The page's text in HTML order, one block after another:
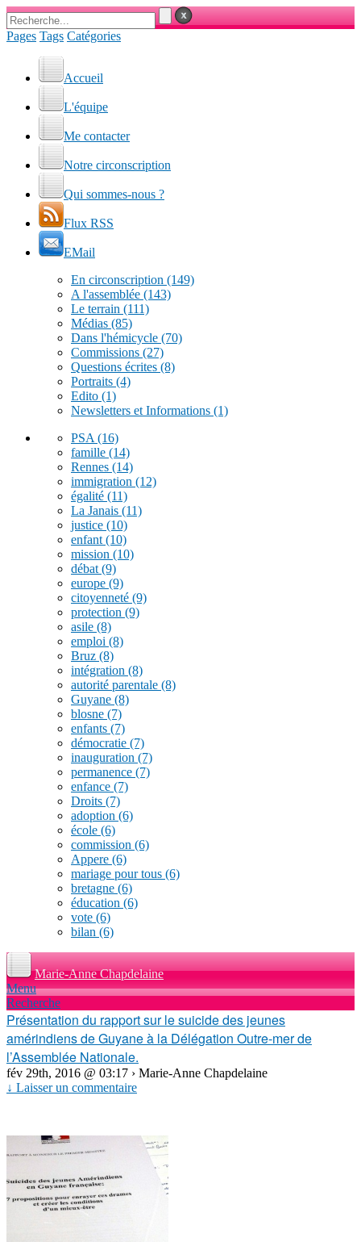
Pages Tags Catégories
Accueil
L'équipe
Me contacter
Notre circonscription
Qui sommes-nous ?
Flux RSS
EMail
En circonscription (149)
A l'assemblée (143)
Le terrain (111)
Médias (85)
Dans l'hémicycle (70)
Commissions (27)
Questions écrites (8)
Portraits (4)
Edito (1)
Newsletters et Informations (1)
PSA (16)
famille (14)
Rennes (14)
immigration (12)
égalité (11)
La Janais (11)
justice (10)
enfant (10)
mission (10)
débat (9)
europe (9)
citoyenneté (9)
protection (9)
asile (8)
emploi (8)
Bruz (8)
intégration (8)
autorité parentale (8)
Guyane (8)
blosne (7)
enfants (7)
démocratie (7)
inauguration (7)
permanence (7)
enfance (7)
Droits (7)
adoption (6)
école (6)
commission (6)
Appere (6)
mariage pour tous (6)
bretagne (6)
éducation (6)
vote (6)
bilan (6)
Marie-Anne Chapdelaine
Menu
Recherche
Présentation du rapport sur le suicide des jeunes
amérindiens de Guyane à la Délégation Outre-mer de
l’Assemblée Nationale.
fév 29th, 2016 @ 03:17 › Marie-Anne Chapdelaine
↓ Laisser un commentaire